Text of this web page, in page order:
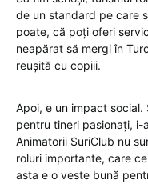
de un standard pe care
poate, că poți oferi
neapărat să mergi în
reușită cu copiii.
Apoi, e un impact social.
pentru tineri pasionați,
Animatorii SuriClub nu
roluri importante, care
asta e o veste bună